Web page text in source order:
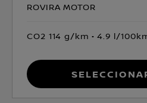
ROVIRA MOTOR
CO2 114 g/km 4.9 l/